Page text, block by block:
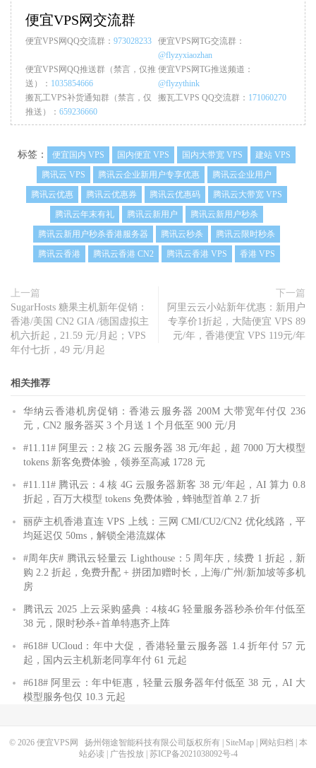
便宜VPS网交流群
便宜VPS网QQ交流群： 973028233
便宜VPS网TG交流群：
@flyzyxiaozhan
便宜VPS网QQ推送群（禁言，仅推
送）： 1035854666
便宜VPS网TG推送频道：
@flyzythink
搬瓦工VPS补货通知群（禁言，仅
推送）： 659236660
搬瓦工VPS QQ交流群： 171060270
标签： 便宜国内 VPS 国内便宜 VPS 国内大带宽 VPS
建站 VPS
腾讯云 VPS
腾讯云企业新用户专享优惠
腾讯云企业用户
腾讯云优惠
腾讯云优惠券 腾讯云优惠码
腾讯云大带宽 VPS
腾讯云年末有礼
腾讯云新用户
腾讯云新用户秒杀
腾讯云新用户秒杀香港服务器
腾讯云秒杀
腾讯云限时秒杀
腾讯云香港
腾讯云香港 CN2 腾讯云香港 VPS 香港 VPS
上一篇
SugarHosts 糖果主机新年促销：
香港/美国 CN2 GIA /德国虚拟主
机六折起，21.59 元/月起；VPS
年付七折，49 元/月起
下一篇
阿里云云小站新年优惠：新用户
专享价1折起，大陆便宜 VPS 89
元/年，香港便宜 VPS 119元/年
相关推荐
华纳云香港机房促销：香港云服务器 200M 大带宽年付仅 236
元，CN2 服务器买 3 个月送 1 个月低至 900 元/月
#11.11# 阿里云：2 核 2G 云服务器 38 元/年起，超 7000 万大模型
tokens 新客免费体验，领券至高减 1728 元
#11.11# 腾讯云：4 核 4G 云服务器新客 38 元/年起，AI 算力 0.8
折起，百万大模型 tokens 免费体验，蜂驰型首单 2.7 折
丽萨主机香港直连 VPS 上线：三网 CMI/CU2/CN2 优化线路，平
均延迟仅 50ms，解锁全港流媒体
#周年庆# 腾讯云轻量云 Lighthouse：5 周年庆，续费 1 折起，新
购 2.2 折起，免费升配 + 拼团加赠时长，上海/广州/新加坡等多机
房
腾讯云 2025 上云采购盛典：4核4G 轻量服务器秒杀价年付低至
38 元，限时秒杀+首单特惠齐上阵
#618# UCloud：年中大促，香港轻量云服务器 1.4 折年付 57 元
起，国内云主机新老同享年付 61 元起
#618# 阿里云：年中钜惠，轻量云服务器年付低至 38 元，AI 大
模型服务包仅 10.3 元起
© 2026 便宜VPS网 扬州翎途智能科技有限公司版权所有 | SiteMap| 网站归档
本
站必读
广告投放| 苏ICP备2021038092号-4